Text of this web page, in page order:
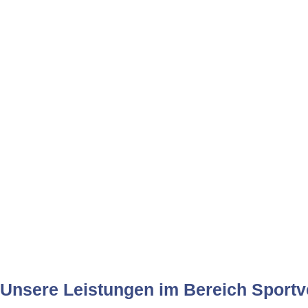
Unsere Leistungen im Bereich